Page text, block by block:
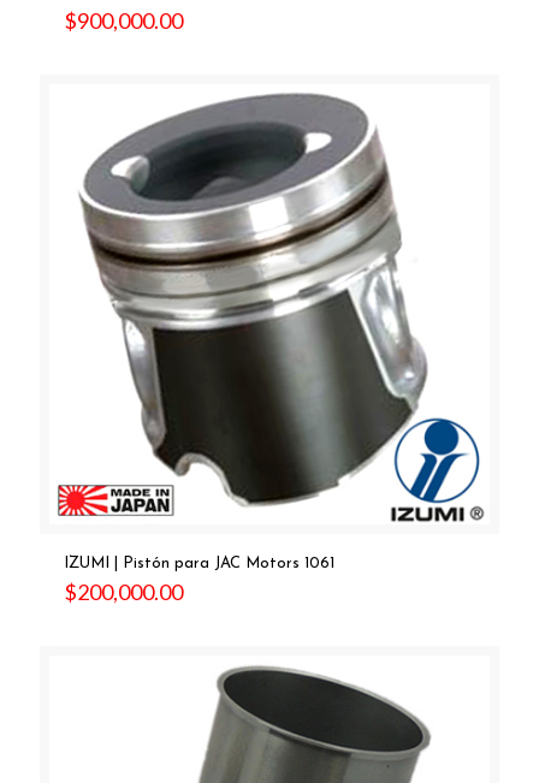
$900,000.00
IZUMI | Pistón para JAC Motors 1061
$200,000.00